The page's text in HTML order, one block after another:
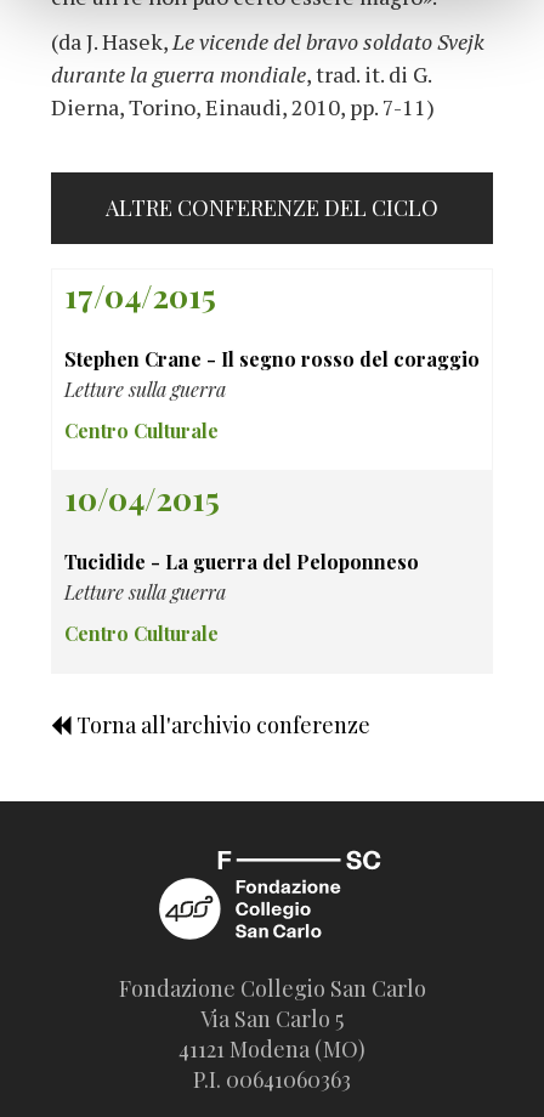
(da J. Hasek,Le vicende del bravo soldato Svejk
durante la guerra mondiale, trad. it. di G.
Dierna, Torino, Einaudi, 2010, pp. 7-11)
ALTRE CONFERENZE DEL CICLO
17/04/2015
Stephen Crane - Il segno rosso del coraggio
Letture sulla guerra
Centro Culturale
10/04/2015
Tucidide - La guerra del Peloponneso
Letture sulla guerra
Centro Culturale
Torna all'archivio conferenze
Fondazione Collegio San Carlo
Via San Carlo 5
41121 Modena (MO)
P.I. 00641060363